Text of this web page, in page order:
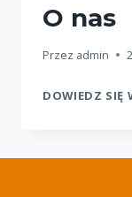
O nas
Przez admin
DOWIEDZ SIĘ